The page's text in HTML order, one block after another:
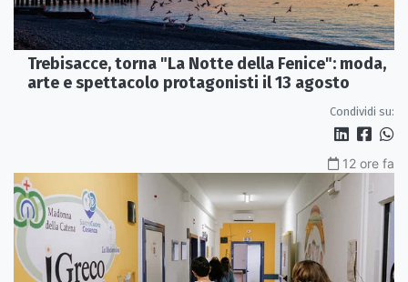
Trebisacce, torna "La Notte della Fenice": moda,
arte e spettacolo protagonisti il 13 agosto
Condividi su:
12 ore fa